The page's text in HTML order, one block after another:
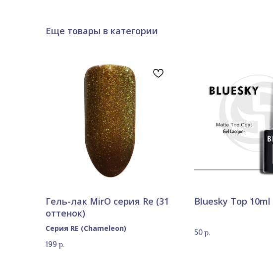
Еще товары в категории
Гель-лак MirO серия Re (31
оттенок)
Серия RE (Chameleon)
199 р.
Bluesky Top 10ml
50р.